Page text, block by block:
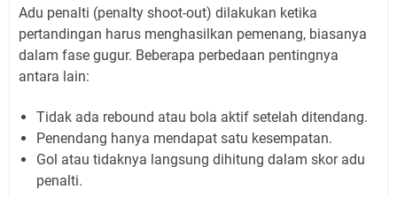
Adu penalti (penalty shoot-out) dilakukan ketika
pertandingan harus menghasilkan pemenang, biasanya
dalam fase gugur. Beberapa perbedaan pentingnya
antara lain:
Tidak ada rebound atau bola aktif setelah ditendang.
Penendang hanya mendapat satu kesempatan.
Gol atau tidaknya langsung dihitung dalam skor adu
penalti.